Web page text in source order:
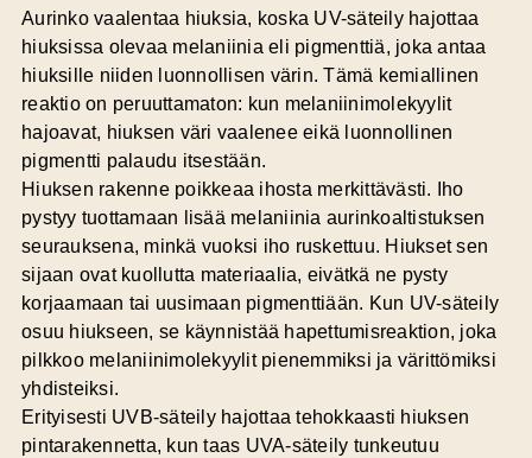
Aurinko vaalentaa hiuksia, koska UV-säteily hajottaa
hiuksissa olevaa melaniinia eli pigmenttiä, joka antaa
hiuksille niiden luonnollisen värin. Tämä kemiallinen
reaktio on peruuttamaton: kun melaniinimolekyylit
hajoavat, hiuksen väri vaalenee eikä luonnollinen
pigmentti palaudu itsestään.
Hiuksen rakenne poikkeaa ihosta merkittävästi. Iho
pystyy tuottamaan lisää melaniinia aurinkoaltistuksen
seurauksena, minkä vuoksi iho ruskettuu. Hiukset sen
sijaan ovat kuollutta materiaalia, eivätkä ne pysty
korjaamaan tai uusimaan pigmenttiään. Kun UV-säteily
osuu hiukseen, se käynnistää hapettumisreaktion, joka
pilkkoo melaniinimolekyylit pienemmiksi ja värittömiksi
yhdisteiksi.
Erityisesti UVB-säteily hajottaa tehokkaasti hiuksen
pintarakennetta, kun taas UVA-säteily tunkeutuu